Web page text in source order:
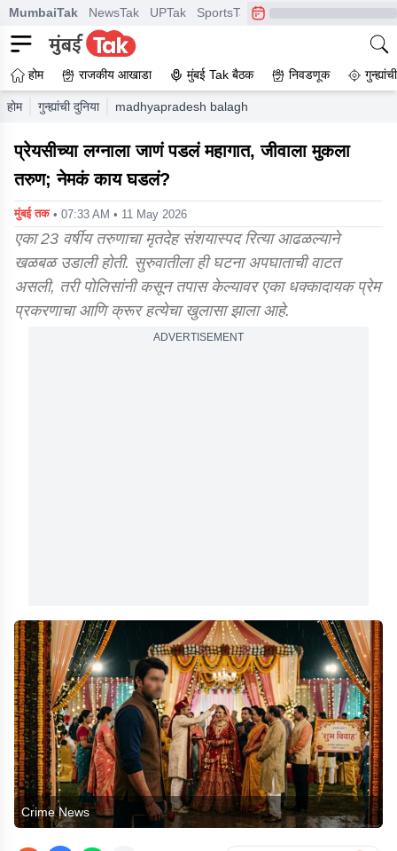
MumbaiTak NewsTak UPTak SportsTak CrimeTak
होम राजकीय आखाडा मुंबई Tak बैठक निवडणूक
होम गुन्ह्यांची दुनिया madhyapradesh balaghat lover beaten to death
प्रेयसीच्या लग्नाला जाणं पडलं महागात, जीवाला मुकला
तरुण; नेमकं काय घडलं?
मुंबई तक • 07:33 AM • 11 May 2026
एका 23 वर्षीय तरुणाचा मृतदेह संशयास्पद रित्या आढळल्याने
खळबळ उडाली होती. सुरुवातीला ही घटना अपघाताची वाटत
असली, तरी पोलिसांनी कसून तपास केल्यावर एका धक्कादायक प्रेम
प्रकरणाचा आणि क्रूर हत्येचा खुलासा झाला आहे.
ADVERTISEMENT
Crime News